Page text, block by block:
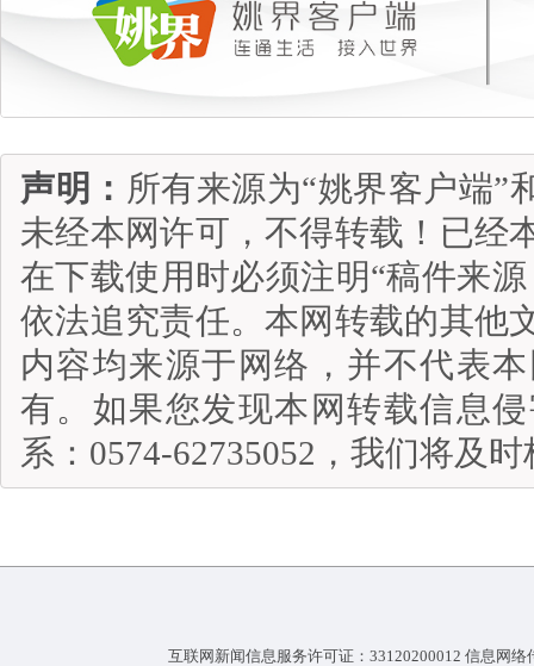
声明： 所有来源为“姚界客户端”
未经本网许可，不得转载！已经
在下载使用时必须注明“稿件来
依法追究责任。本网转载的其他
内容均来源于网络，并不代表
有。如果您发现本网转载信息
系：0574-62735052，我们将及
互联网新闻信息服务许可证：33120200012 信息网